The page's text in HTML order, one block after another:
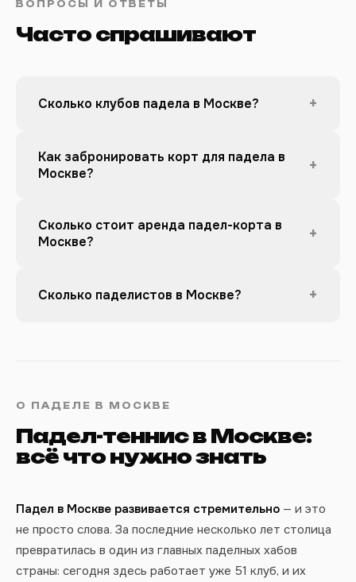
ВОПРОСЫ И ОТВЕТЫ
Часто спрашивают
Сколько клубов падела в Москве? +
Как забронировать корт для падела в
Москве?
+
Сколько стоит аренда падел-корта в
Москве?
+
Сколько паделистов в Москве? +
О ПАДЕЛЕ В МОСКВЕ
Падел-теннис в Москве:
всё что нужно знать
Падел в Москве развивается стремительно — и это
не просто слова. За последние несколько лет столица
превратилась в один из главных паделных хабов
страны: сегодня здесь работает уже 51 клуб, и их